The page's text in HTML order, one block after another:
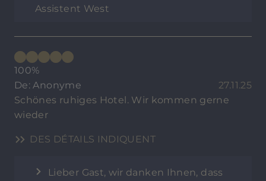
Assistent West
100%
De: Anonyme
27.11.25
Schönes ruhiges Hotel. Wir kommen gerne
wieder
DES DÉTAILS INDIQUENT
Lieber Gast, wir danken Ihnen, dass